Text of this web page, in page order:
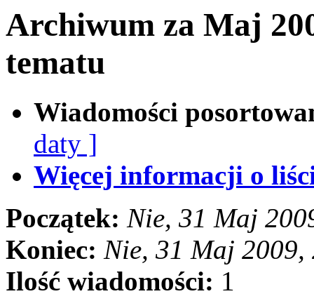
Archiwum za Maj
tematu
Wiadomości
daty ]
Więcej informacji o
Początek: Nie, 31 Maj
Koniec: Nie, 31 Maj 2009,
Ilość wiadomości: 1